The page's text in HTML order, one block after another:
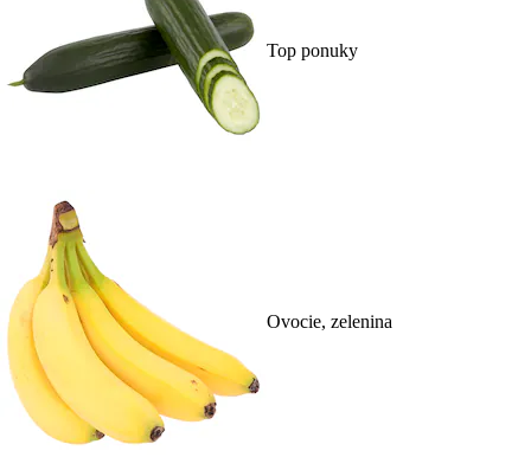
Top ponuky
Ovocie, zelenina